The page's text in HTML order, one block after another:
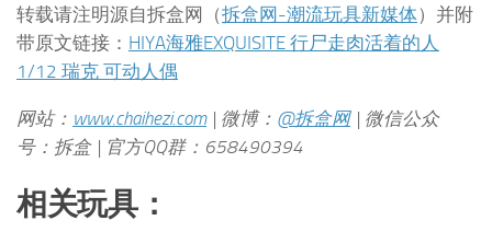
转载请注明源自拆盒网（拆盒网-潮流玩具新媒体）并附
带原文链接： HIYA海雅EXQUISITE 行尸走肉活着的人
1/12 瑞克 可动人偶
网站： www.chaihezi.com| 微博： @拆盒网| 微信公众
号：拆盒 | 官方QQ群：658490394
相关玩具：